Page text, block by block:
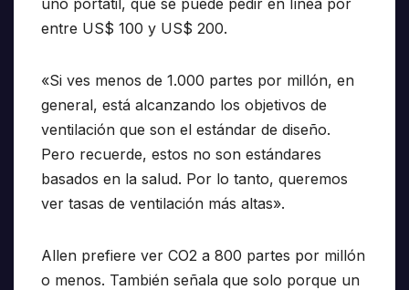
entre US$ 100 y US$ 200.
«Si ves menos de 1.000 partes por millón, en
general, está alcanzando los objetivos de
ventilación que son el estándar de diseño.
Pero recuerde, estos no son estándares
basados ​​en la salud. Por lo tanto, queremos
ver tasas de ventilación más altas».
Allen prefiere ver CO2 a 800 partes por millón
o menos. También señala que solo porque un